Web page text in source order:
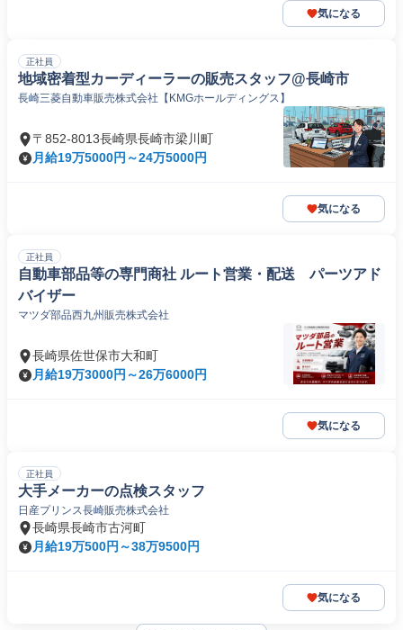
気になる
正社員
地域密着型カーディーラーの販売スタッフ@長崎市
長崎三菱自動車販売株式会社【KMGホールディングス】
〒852-8013長崎県長崎市梁川町
月給19万5000円～24万5000円
気になる
正社員
自動車部品等の専門商社 ルート営業・配送 パーツアド
バイザー
マツダ部品西九州販売株式会社
長崎県佐世保市大和町
月給19万3000円～26万6000円
気になる
正社員
大手メーカーの点検スタッフ
日産プリンス長崎販売株式会社
長崎県長崎市古河町
月給19万500円～38万9500円
気になる